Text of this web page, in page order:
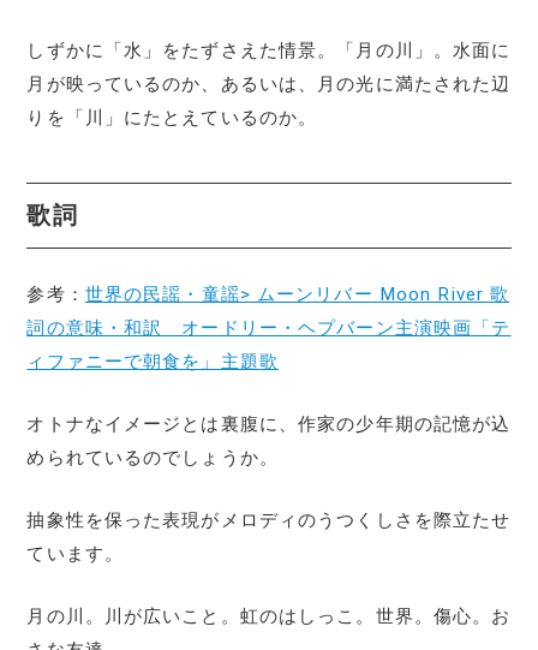
しずかに「水」をたずさえた情景。「月の川」。水面に
月が映っているのか、あるいは、月の光に満たされた辺
りを「川」にたとえているのか。
歌詞
参考： 世界の民謡・童謡> ムーンリバー Moon River 歌
詞の意味・和訳 オードリー・ヘプバーン主演映画「テ
ィファニーで朝食を」主題歌
オトナなイメージとは裏腹に、作家の少年期の記憶が込
められているのでしょうか。
抽象性を保った表現がメロディのうつくしさを際立たせ
ています。
月の川。川が広いこと。虹のはしっこ。世界。傷心。お